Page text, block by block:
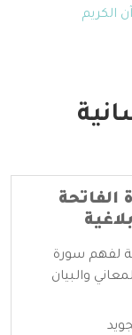
الكريم
الفاتحة
لفهم سورة
والبيان